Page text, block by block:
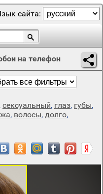
сайта:
на телефон
, сексуальный, глаз, губы,
, волосы, долго,